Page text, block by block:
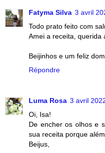
Fatyma Silva 3 avril
Todo prato feito com
Amei a receita, querida
Beijinhos e um feliz
Répondre
Luma Rosa 3 avril
Oi, Isa!
De encher os olhos e
sua receita porque
Beijus,